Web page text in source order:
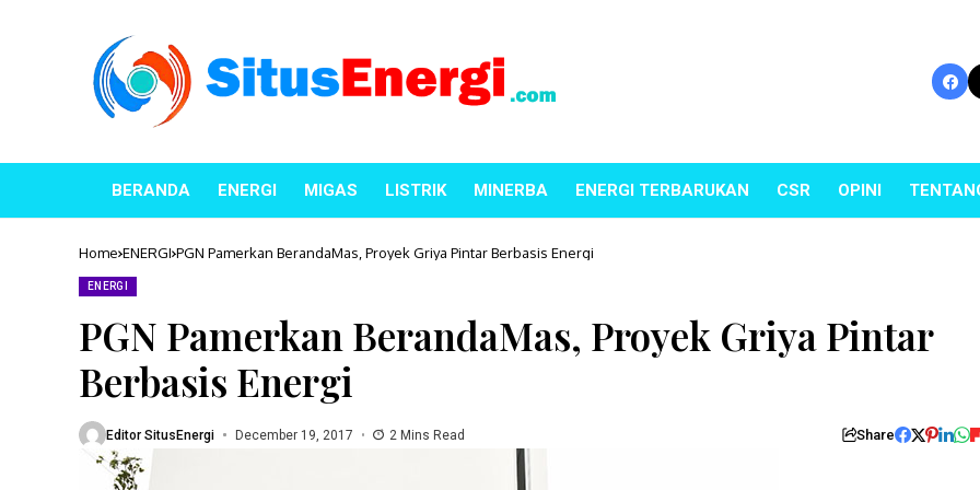
BERANDA ENERGI MIGAS LISTRIK MINERBA ENERGI TERBARUKAN CSR OPINI
Home ENERGI PGN Pamerkan BerandaMas, Proyek Griya Pintar Berbasis Energi
ENERGI
PGN Pamerkan BerandaMas, Proyek Griya Pintar
Berbasis Energi
Editor SitusEnergi December 19, 2017 2 Mins Read Share